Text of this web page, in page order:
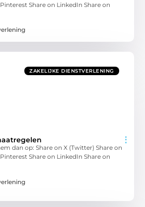
Share on LinkedIn Share on
ZAKELIJKE DIENSTVERLENING
dan op: Share on X (Twitter) Share on
Share on LinkedIn Share on